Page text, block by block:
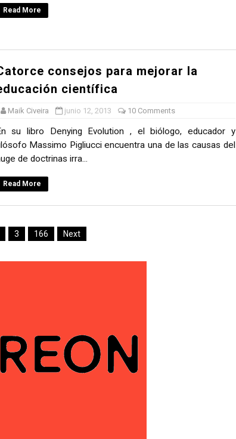
Read More
consejos para mejorar la
científica
Maik Civeira junio 12, 2013 10 Comments
su libro Denying Evolution , el biólogo, educador y
Massimo Pigliucci encuentra una de las causas del
de doctrinas irra...
Read More
3 166 Next